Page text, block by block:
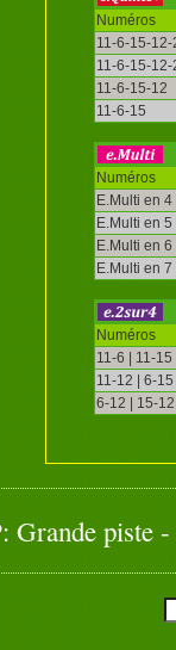
Numéros
11-6-15-12-
11-6-15-12-
11-6-15-12
11-6-15
Numéros
E.Multi en 4
E.Multi en 5
E.Multi en 6
E.Multi en 7
Numéros
11-6 | 11-15
11-12 | 6-15
6-12 | 15-12
Grande piste